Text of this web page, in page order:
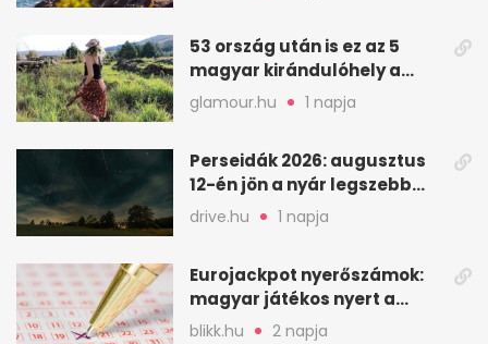
53 ország után is ez az 5
magyar kirándulóhely a
kedvencem
glamour.hu 1 napja
Perseidák 2026: augusztus
12-én jön a nyár legszebb
csillaghullása
drive.hu 1 napja
Eurojackpot nyerőszámok:
magyar játékos nyert a
2026. augusztus 4-i húzáson
blikk.hu 2 napja